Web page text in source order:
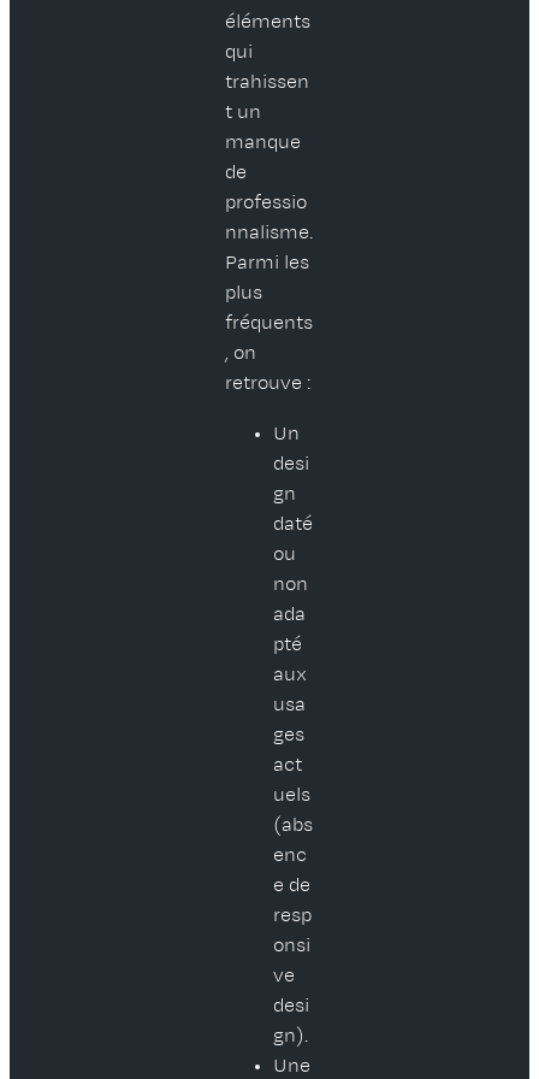
éléments
qui
trahissen
t un
manque
de
professio
nnalisme.
Parmi les
plus
fréquents
, on
retrouve :
Un
desi
gn
daté
ou
non
ada
pté
aux
usa
ges
act
uels
(abs
enc
e de
resp
onsi
ve
desi
gn).
Une